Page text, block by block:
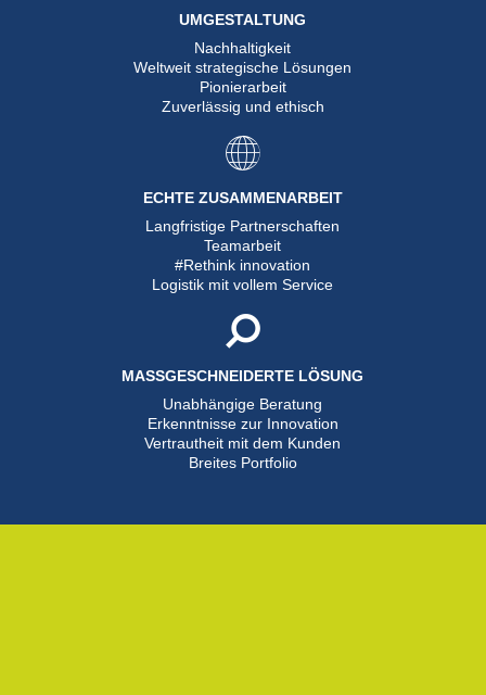
UMGESTALTUNG
Nachhaltigkeit
Weltweit strategische Lösungen
Pionierarbeit
Zuverlässig und ethisch
ECHTE ZUSAMMENARBEIT
Langfristige Partnerschaften
Teamarbeit
#Rethink innovation
Logistik mit vollem Service
MASSGESCHNEIDERTE LÖSUNG
Unabhängige Beratung
Erkenntnisse zur Innovation
Vertrautheit mit dem Kunden
Breites Portfolio